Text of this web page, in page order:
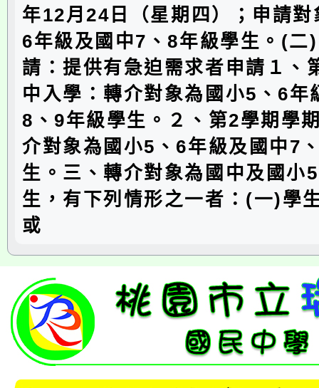
年12月24日（星期四）；申請
6年級及國中7、8年級學生。(二
請：提供有急迫需求者申請１、
中入學：轉介對象為國小5、6年
8、9年級學生。２、第2學期學
介對象為國小5、6年級及國中7
生。三、轉介對象為國中及國小
生，有下列情形之一者：(一)學
或